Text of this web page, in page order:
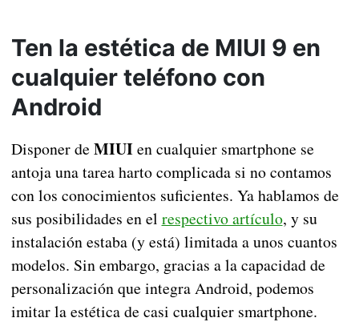
Ten la estética de MIUI 9 en
cualquier teléfono con
Android
Disponer de MIUIen cualquier smartphone se
antoja una tarea harto complicada si no contamos
con los conocimientos suficientes. Ya hablamos de
sus posibilidades en el respectivo artículo, y su
instalación estaba (y está) limitada a unos cuantos
modelos. Sin embargo, gracias a la capacidad de
personalización que integra Android, podemos
imitar la estética de casi cualquier smartphone.